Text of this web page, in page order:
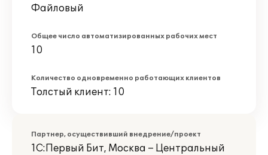
Файловый
Общее число автоматизированных рабочих мест
10
Количество одновременно работающих клиентов
Толстый клиент: 10
Партнер, осуществивший внедрение/проект
1С:Первый Бит, Москва – Центральный